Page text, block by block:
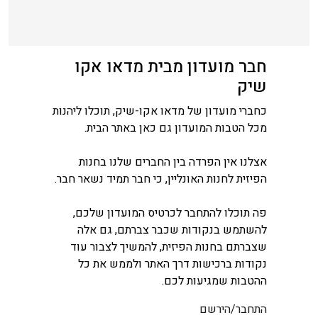
חבר מועדון מבית מדאו אקו
שיק
כחברי מועדון של מדאו אקו-שיק, תוכלו ליהנות
מכל הטבות המועדון גם כאן באתר הבית.
אצלנו אין הפרדה בין החברים שלנו בחנות
הפיזית לחנות האונליין, כי חבר תמיד נשאר חבר.
פה תוכלו להתחבר לכרטיס המועדון שלכם,
להשתמש בנקודות שכבר צברתם, גם אלה
שצברתם בחנות הפיזית, להמשיך לצבור עוד
נקודות ברכישות דרך האתר ולממש את כל
ההטבות שמגיעות לכם.
התחבר/הירשם